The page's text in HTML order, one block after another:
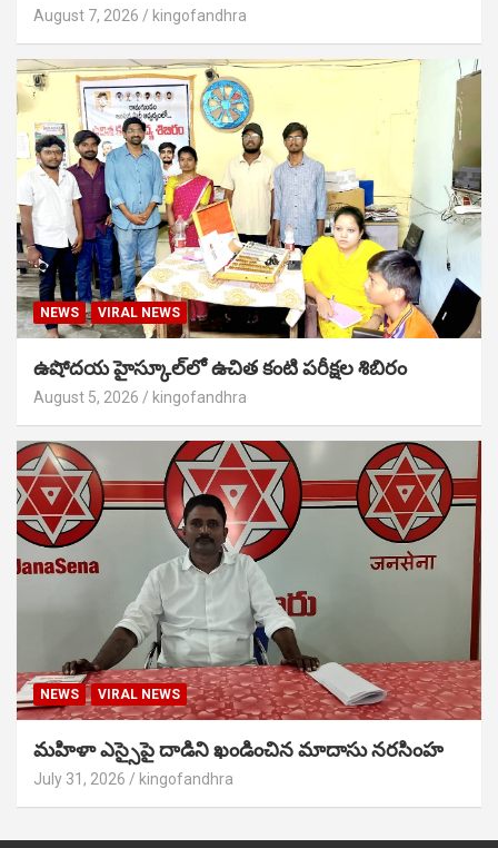
August 7, 2026 kingofandhra
NEWS VIRAL NEWS
ఉషోదయ హైస్కూల్‌లో ఉచిత కంటి పరీక్షల శిబిరం
August 5, 2026 kingofandhra
NEWS VIRAL NEWS
మహిళా ఎస్సైపై దాడిని ఖండించిన మాదాసు నరసింహ
July 31, 2026 kingofandhra